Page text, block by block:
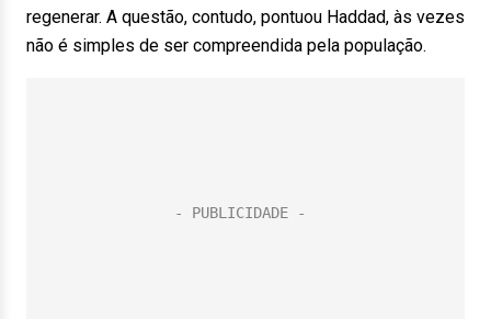
regenerar. A questão, contudo, pontuou Haddad, às vezes
não é simples de ser compreendida pela população.